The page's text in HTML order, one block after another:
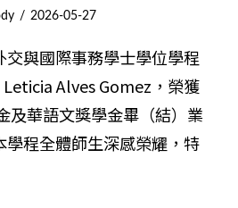
2026-05-27
與國際事務學士學位學程
Leticia Alves Gomez，榮獲
及華語文獎學金畢（結）業
學程全體師生深感榮耀，特